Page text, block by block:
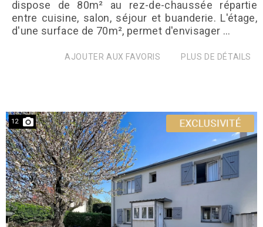
dispose de 80m² au rez-de-chaussée répartie
entre cuisine, salon, séjour et buanderie. L'étage,
d'une surface de 70m², permet d'envisager ...
AJOUTER AUX FAVORIS PLUS DE DÉTAILS
12